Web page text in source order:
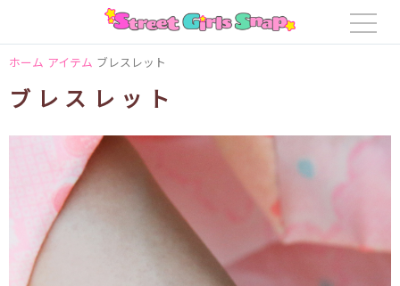
ホーム アイテム ブレスレット
ブレスレット